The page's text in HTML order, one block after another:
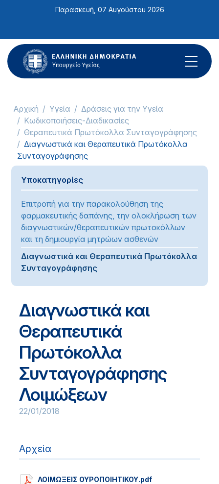
ιστότοπος
περιλαμβάνει
ένα
σύστημα
Παρασκευή, 07 Αυγούστου 2026
Αρχική Υγεία
Δράσεις για την Υγεία
Κωδικοποιήσεις-Διαδικασίες
Θεραπευτικά Πρωτόκολλα Συνταγογράφησης
Διαγνωστικά και Θεραπευτικά Πρωτόκολλα
Συνταγογράφησης
Υποκατηγορίες
Επιτροπή για την παρακολούθηση της
φαρμακευτικής δαπάνης, την ολοκλήρωση των
διαγνωστικών/θεραπευτικών πρωτοκόλλων
και τη δημιουργία μητρώων ασθενών
Διαγνωστικά και Θεραπευτικά Πρωτόκολλα
Συνταγογράφησης
Διαγνωστικά και
Θεραπευτικά
Πρωτόκολλα
Συνταγογράφησης
Λοιμώξεων
22/01/2018
Αρχεία
ΛΟΙΜΩΞΕΙΣ ΟΥΡΟΠΟΙΗΤΙΚΟΥ.pdf